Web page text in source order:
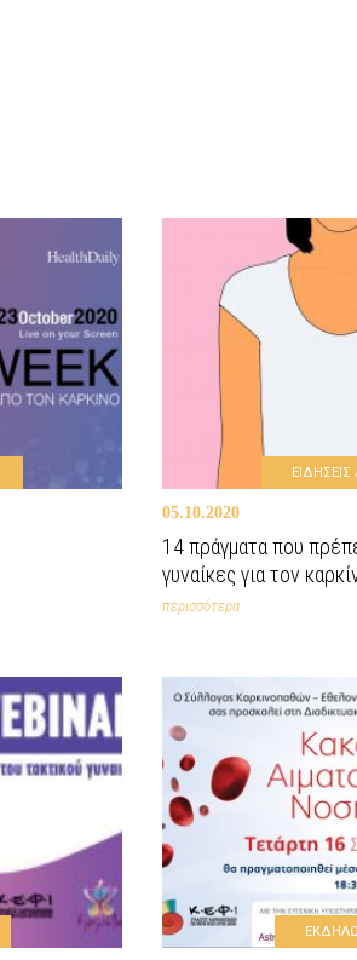
05.10.2020
14 πράγματα που
γυναίκες για τον
περισσότερα